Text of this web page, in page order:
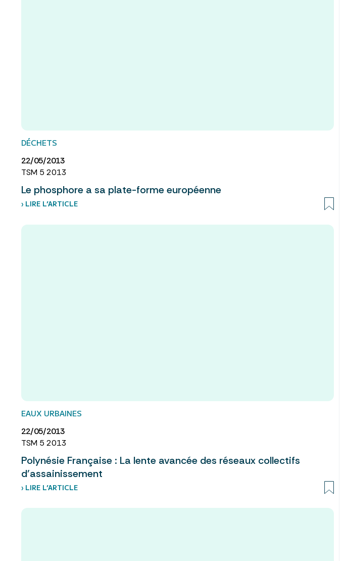
DÉCHETS
22/05/2013
TSM 5 2013
Le phosphore a sa plate-forme européenne
› LIRE L’ARTICLE
EAUX URBAINES
22/05/2013
TSM 5 2013
Polynésie Française : La lente avancée des réseaux collectifs
d’assainissement
› LIRE L’ARTICLE